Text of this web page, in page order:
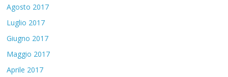
Agosto 2017
Luglio 2017
Giugno 2017
Maggio 2017
Aprile 2017